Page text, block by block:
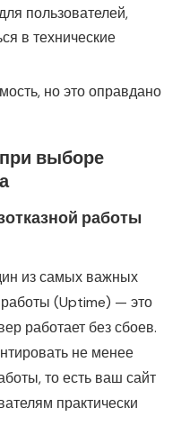
пользователей,
в технические
но это оправдано
выборе
работы
из самых важных
(Uptime) — это
работает без сбоев.
не менее
то есть ваш сайт
практически